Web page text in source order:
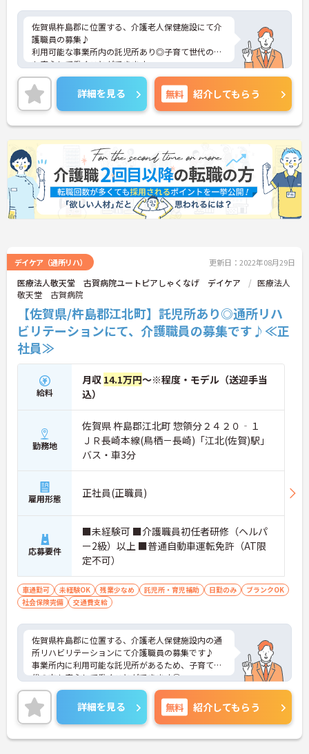
佐賀県杵島郡に位置する、介護老人保健施設にて介
護職員の募集♪
利用可能な事業所内の託児所あり◎子育て世代の方
も安心して働くことができます。
ご興味ある方には、面接のポイントなど、さらに詳
細をお話致しますのでお気軽にご相談ください。
詳細を見る 無料 紹介してもらう
デイケア（通所リハ） 更新日：2022年08月29日
医療法人敬天堂 古賀病院ユートピアしゃくなげ デイケア
医療法人
敬天堂 古賀病院
【佐賀県/杵島郡江北町】託児所あり◎通所リハ
ビリテーションにて、介護職員の募集です♪≪正
社員≫
給料
月収 14.1万円～※程度・モデル（送迎手当
込）
勤務地
佐賀県 杵島郡江北町 惣領分２４２０‐１
ＪＲ長崎本線(鳥栖－長崎)「江北(佐賀)駅」
バス・車3分
雇用形態 正社員(正職員)
応募要件
■未経験可 ■介護職員初任者研修（ヘルパ
ー2級）以上 ■普通自動車運転免許（AT限
定不可）
車通勤可 未経験OK 残業少なめ 託児所・育児補助 日勤のみ
ブランクOK
社会保険完備
交通費支給
佐賀県杵島郡に位置する、介護老人保健施設内の通
所リハビリテーションにて介護職員の募集です♪
事業所内に利用可能な託児所があるため、子育て世
代の方も安心して働くことができます◎
ご興味ある方には、面接のポイントなど、さらに詳
細をお話致しますのでお気軽にご相談ください。
詳細を見る 無料 紹介してもらう